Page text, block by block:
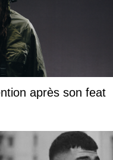
après son feat